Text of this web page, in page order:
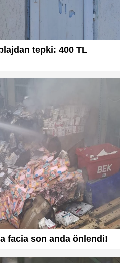
tepki: 400 TL
facia son anda önlendi!